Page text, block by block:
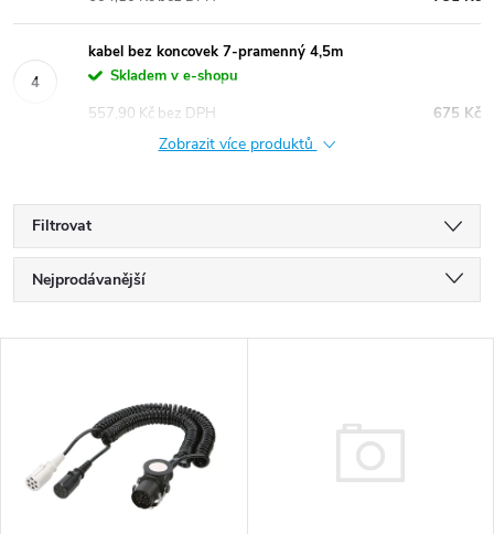
kabel bez koncovek 7-pramenný 4,5m
Skladem v e-shopu
675 Kč
557,90 Kč bez DPH
Zobrazit více produktů
Filtrovat
Ř
a
n
Nejprodávanější
p